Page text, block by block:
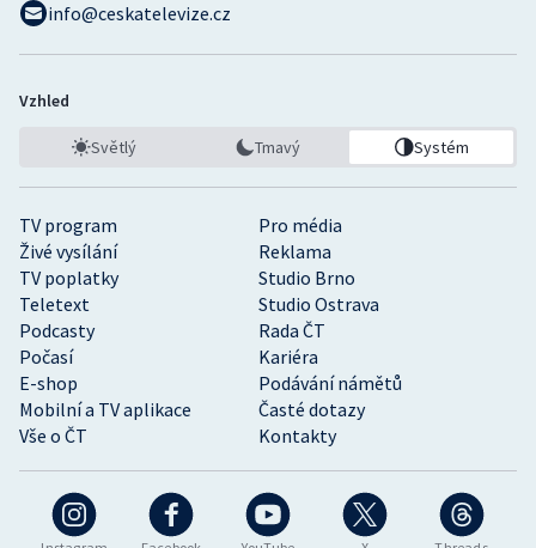
TV program
Pro média
Živé vysílání
Reklama
TV poplatky
Studio Brno
Teletext
Studio Ostrava
Podcasty
Rada ČT
Počasí
Kariéra
E-shop
Podávání námětů
Mobilní a TV aplikace
Časté dotazy
Vše o ČT
Kontakty
info@ceskatelevize.cz
Vzhled
Světlý Tmavý Systém